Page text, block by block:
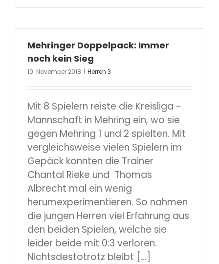
Mehringer Doppelpack: Immer
noch kein Sieg
10. November 2018 | Herren 3
Mit 8 Spielern reiste die Kreisliga -
Mannschaft in Mehring ein, wo sie
gegen Mehring 1 und 2 spielten. Mit
vergleichsweise vielen Spielern im
Gepäck konnten die Trainer
Chantal Rieke und Thomas
Albrecht mal ein wenig
herumexperimentieren. So nahmen
die jungen Herren viel Erfahrung aus
den beiden Spielen, welche sie
leider beide mit 0:3 verloren.
Nichtsdestotrotz bleibt [...]